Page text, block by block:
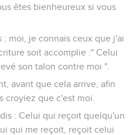
êtes bienheureux si vous
; moi, je connais ceux que j'ai
soit accomplie :" Celui
son talon contre moi ".
avant que cela arrive, afin
croyiez que c'est moi.
: Celui qui reçoit quelqu'un
qui me reçoit, reçoit celui